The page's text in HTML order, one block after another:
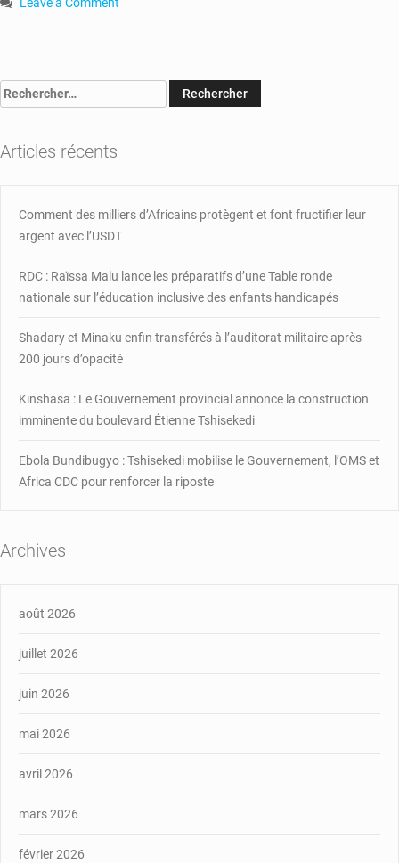
Leave a Comment
casques
bleus
par
la
présidentielle
Rechercher :
Articles récents
Comment des milliers d’Africains protègent et font fructifier leur
argent avec l’USDT
RDC : Raïssa Malu lance les préparatifs d’une Table ronde
nationale sur l’éducation inclusive des enfants handicapés
Shadary et Minaku enfin transférés à l’auditorat militaire après
200 jours d’opacité
Kinshasa : Le Gouvernement provincial annonce la construction
imminente du boulevard Étienne Tshisekedi
Ebola Bundibugyo : Tshisekedi mobilise le Gouvernement, l’OMS et
Africa CDC pour renforcer la riposte
Archives
août 2026
juillet 2026
juin 2026
mai 2026
avril 2026
mars 2026
février 2026